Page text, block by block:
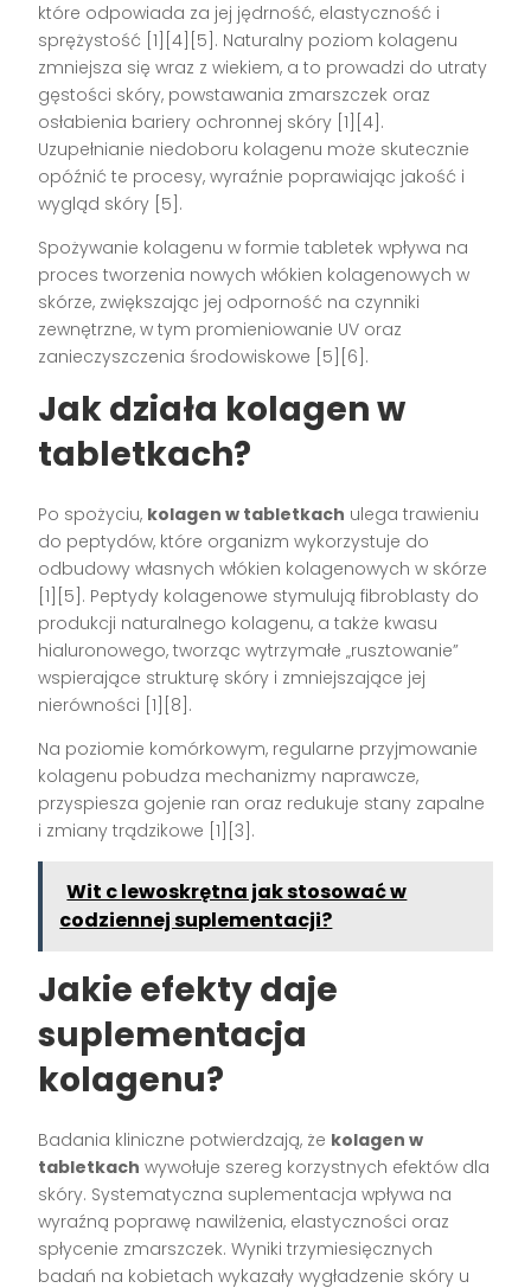
które odpowiada za jej jędrność, elastyczność i
sprężystość [1][4][5] . Naturalny poziom kolagenu
zmniejsza się wraz z wiekiem, a to prowadzi do utraty
gęstości skóry, powstawania zmarszczek oraz
osłabienia bariery ochronnej skóry [1][4] .
Uzupełnianie niedoboru kolagenu może skutecznie
opóźnić te procesy, wyraźnie poprawiając jakość i
wygląd skóry [5] .
Spożywanie kolagenu w formie tabletek wpływa na
proces tworzenia nowych włókien kolagenowych w
skórze, zwiększając jej odporność na czynniki
zewnętrzne, w tym promieniowanie UV oraz
zanieczyszczenia środowiskowe [5][6] .
Jak działa kolagen w
tabletkach?
Po spożyciu, kolagen w tabletkach ulega trawieniu
do peptydów, które organizm wykorzystuje do
odbudowy własnych włókien kolagenowych w skórze
[1][5] . Peptydy kolagenowe stymulują fibroblasty do
produkcji naturalnego kolagenu, a także kwasu
hialuronowego, tworząc wytrzymałe „rusztowanie”
wspierające strukturę skóry i zmniejszające jej
nierówności [1][8] .
Na poziomie komórkowym, regularne przyjmowanie
kolagenu pobudza mechanizmy naprawcze,
przyspiesza gojenie ran oraz redukuje stany zapalne
i zmiany trądzikowe [1][3] .
Wit c lewoskrętna jak stosować w
codziennej suplementacji?
Jakie efekty daje
suplementacja
kolagenu?
Badania kliniczne potwierdzają, że kolagen w
tabletkach wywołuje szereg korzystnych efektów dla
skóry. Systematyczna suplementacja wpływa na
wyraźną poprawę nawilżenia, elastyczności oraz
spłycenie zmarszczek. Wyniki trzymiesięcznych
badań na kobietach wykazały wygładzenie skóry u